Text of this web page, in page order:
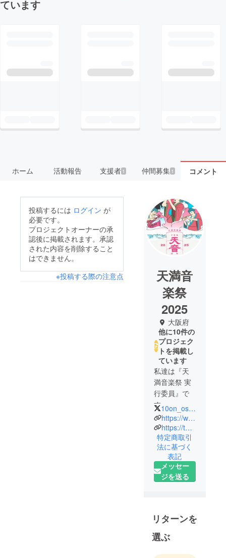
ています
ホーム 活動報告 支援者 1 仲間募集 1 コメント
投稿するには ログイン が
必要です。
プロジェクトオーナーの承
認後に掲載されます。承認
された内容を削除すること
はできません。
※投稿する際の注意点
天満音
楽祭
2025
大阪府
他に10件の
プロジェク
トを掲載し
ています
私達は『天
満音楽祭 実
行委員』で
す。
天満音楽祭
は、大阪の
天満エリア
21会場で同
時に音楽ラ
イブが開催
され、1日約
る、大阪最
大級のサー
キット型音
10on_osaka
https://www.instagram.com/10on_osaka?igsh=MThhNnppcmVwbHZqcg%3D%3D&utm_source=qr
https://ten-on.org/
特定商取引
法に基づく
表記
メッセー
ジを送る
リターンを
選ぶ